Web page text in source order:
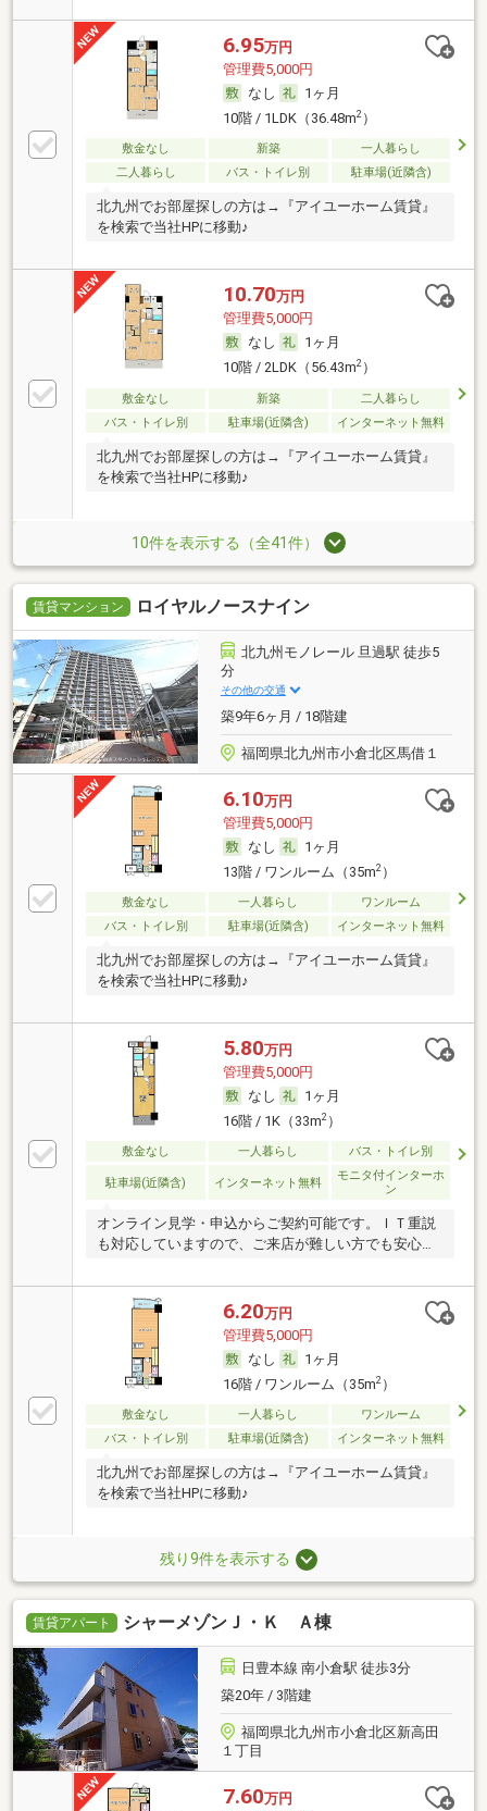
6.95万円
管理費5,000円
なし
1ヶ月
10階 / 1LDK（36.48m2）
敷金なし 新築
一人暮らし
二人暮らし
バス・トイレ別 駐車場(近隣含)
北九州でお部屋探しの方は→『アイユーホーム賃貸』
を検索で当社HPに移動♪
10.70万円
管理費5,000円
なし
1ヶ月
10階 / 2LDK（56.43m2）
敷金なし 新築
二人暮らし
バス・トイレ別
駐車場(近隣含) インターネット無料
北九州でお部屋探しの方は→『アイユーホーム賃貸』
を検索で当社HPに移動♪
10件を表示する（全41件）
賃貸マンション ロイヤルノースナイン
北九州モノレール 旦過駅 徒歩5
分
その他の交通
築9年6ヶ月 / 18階建
福岡県北九州市小倉北区馬借１
6.10万円
管理費5,000円
なし
1ヶ月
13階 / ワンルーム（35m2）
敷金なし 一人暮らし
ワンルーム
バス・トイレ別
駐車場(近隣含) インターネット無料
北九州でお部屋探しの方は→『アイユーホーム賃貸』
を検索で当社HPに移動♪
5.80万円
管理費5,000円
なし
1ヶ月
16階 / 1K（33m2）
敷金なし 一人暮らし バス・トイレ別
駐車場(近隣含) インターネット無料
モニタ付インターホ
ン
オンライン見学・申込からご契約可能です。ＩＴ重説
も対応していますので、ご来店が難しい方でも安心で
6.20万円
管理費5,000円
なし
1ヶ月
16階 / ワンルーム（35m2）
敷金なし 一人暮らし
ワンルーム
バス・トイレ別
駐車場(近隣含) インターネット無料
北九州でお部屋探しの方は→『アイユーホーム賃貸』
を検索で当社HPに移動♪
残り9件を表示する
賃貸アパート シャーメゾンＪ・Ｋ Ａ棟
日豊本線 南小倉駅 徒歩3分
築20年 / 3階建
福岡県北九州市小倉北区新高田
１丁目
7.60万円